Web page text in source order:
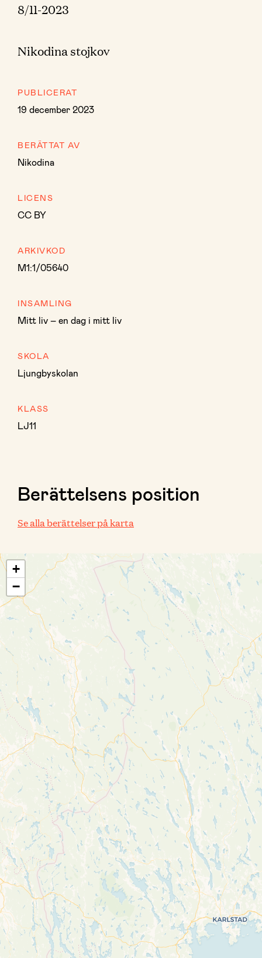
8/11-2023
Nikodina stojkov
PUBLICERAT
19 december 2023
BERÄTTAT AV
Nikodina
LICENS
CC BY
ARKIVKOD
M1:1/05640
INSAMLING
Mitt liv – en dag i mitt liv
SKOLA
Ljungbyskolan
KLASS
LJ11
Berättelsens position
Se alla berättelser på karta
+
−